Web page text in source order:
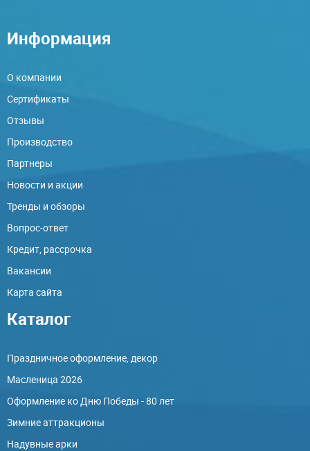
Информация
О компании
Сертификаты
Отзывы
Производство
Партнеры
Новости и акции
Тренды и обзоры
Вопрос-ответ
Кредит, рассрочка
Вакансии
Карта сайта
Каталог
Праздничное оформление, декор
Масленица 2026
Оформление ко Дню Победы - 80 лет
Зимние аттракционы
Надувные арки